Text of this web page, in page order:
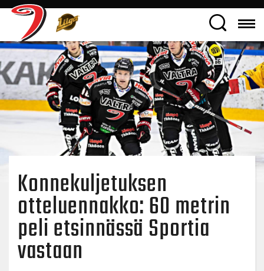
Konnekuljetuksen
otteluennakko: 60 metrin
peli etsinnässä Sportia
vastaan